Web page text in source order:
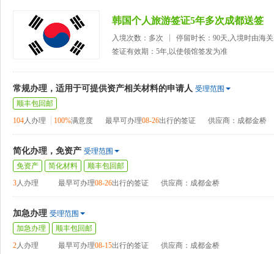
韩国个人旅游签证5年多次成都送签
入境次数：多次
停留时长：90天,入境时由海
签证有效期：5年,以使领馆签发为准
常规办理，适用于可提供资产相关材料的申请人 受理范围
顺丰包回邮
104人办理 100%满意度 最早可办理08-26出行的签证 供应商：成都金桥
简化办理，免资产 受理范围
免资产
简化材料
顺丰包回邮
3人办理 最早可办理08-26出行的签证 供应商：成都金桥
加急办理 受理范围
加急办理
顺丰包回邮
2人办理 最早可办理08-15出行的签证 供应商：成都金桥